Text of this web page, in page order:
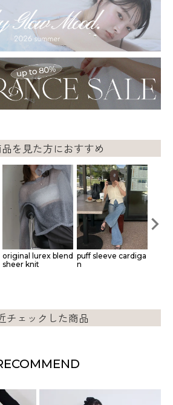
品を見た方におすすめ
blend puff sleeve cardiga
slit shoulder
チェックした商品